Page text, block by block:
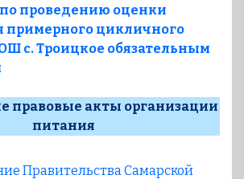
проведению оценки
примерного цикличного
с. Троицкое обязательным
правовые акты организации
питания
Правительства Самарской